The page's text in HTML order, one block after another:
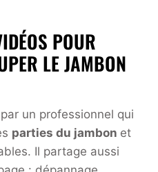
POUR
LE JAMBON
un professionnel qui
parties du jambon et
Il partage aussi